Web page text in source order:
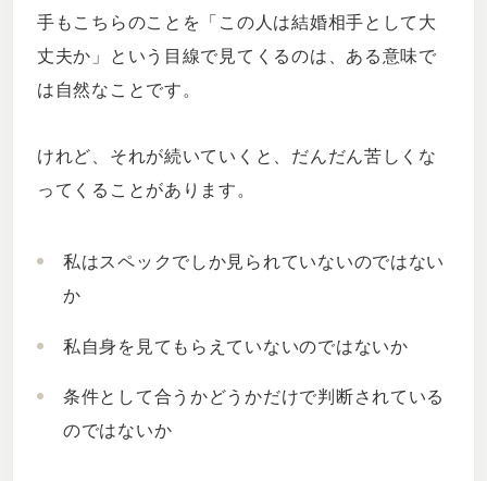
手もこちらのことを「この人は結婚相手として大
丈夫か」という目線で見てくるのは、ある意味で
は自然なことです。
けれど、それが続いていくと、だんだん苦しくな
ってくることがあります。
私はスペックでしか見られていないのではない
か
私自身を見てもらえていないのではないか
条件として合うかどうかだけで判断されている
のではないか